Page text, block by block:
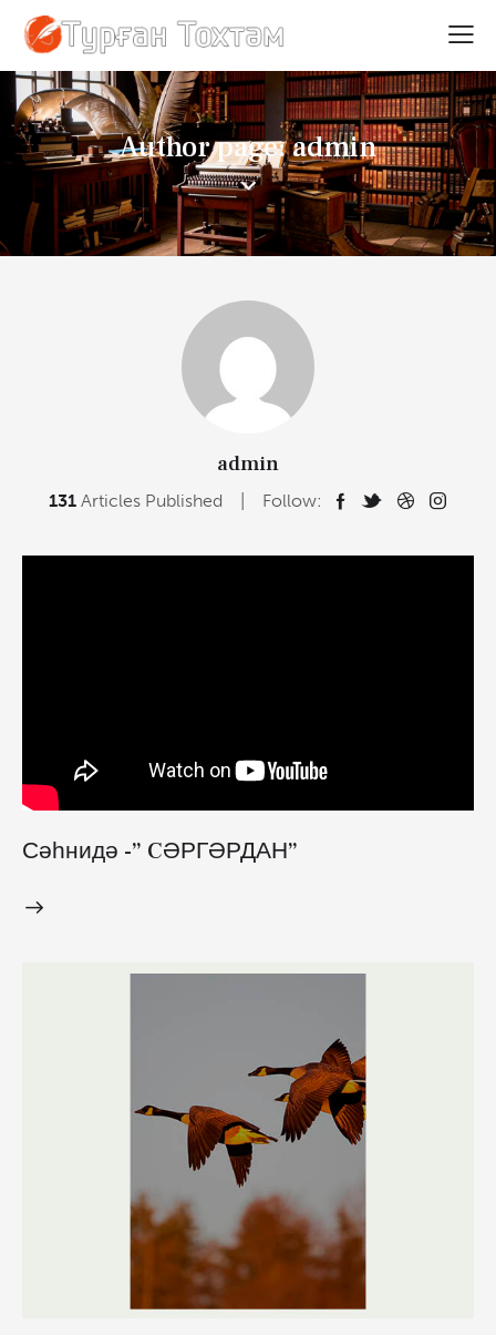
Author page: admin
admin
131 Articles Published Follow:
Сәһнидә -” CӘРГӘРДАН”